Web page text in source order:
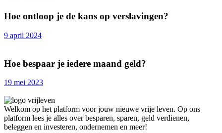
Hoe ontloop je de kans op verslavingen?
9 april 2024
Hoe bespaar je iedere maand geld?
19 mei 2023
Welkom op het platform voor jouw nieuwe vrije leven. Op ons
platform lees je alles over besparen, sparen, geld verdienen,
beleggen en investeren, ondernemen en meer!